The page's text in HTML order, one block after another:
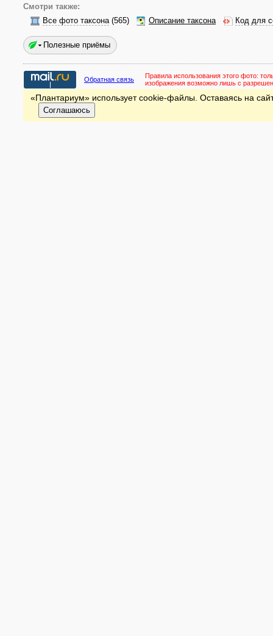
Смотри также:
Все фото таксона(565) Описание таксона Код для
Полезные приёмы
Обратная связь Правила использования этого фото:
изображения возможно лишь с
«Плантариум» использует cookie-файлы. Оставаясь на
Соглашаюсь